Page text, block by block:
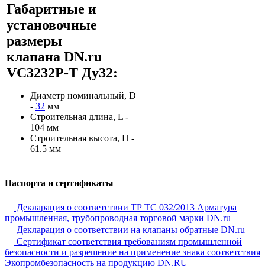
Габаритные и
установочные
размеры
клапана DN.ru
VC3232P-T Ду32:
Диаметр номинальный, D
- 32 мм
Строительная длина, L -
104 мм
Строительная высота, H -
61.5 мм
Паспорта и сертификаты
Декларация о соответствии ТР ТС 032/2013 Арматура
промышленная, трубопроводная торговой марки DN.ru
Декларация о соответствии на клапаны обратные DN.ru
Сертификат соответствия требованиям промышленной
безопасности и разрешение на применение знака соответствия
Экопромбезопасность на продукцию DN.RU